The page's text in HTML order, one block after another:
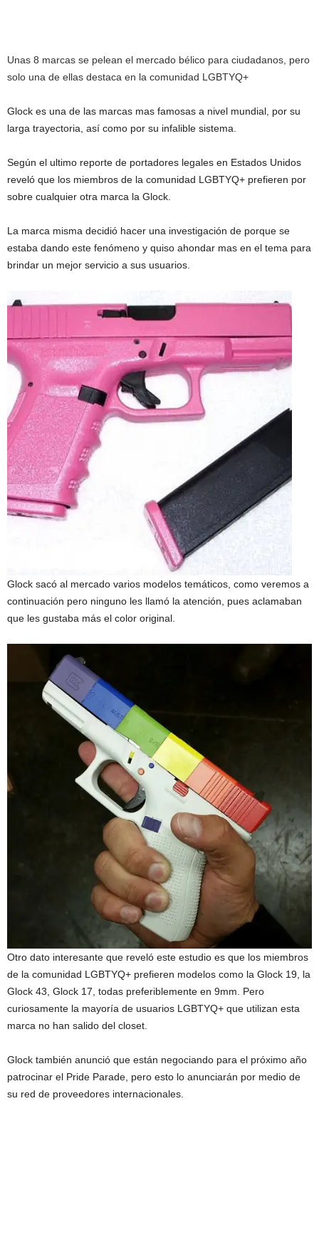
Unas 8 marcas se pelean el mercado bélico para ciudadanos, pero
solo una de ellas destaca en la comunidad LGBTYQ+
Glock es una de las marcas mas famosas a nivel mundial, por su
larga trayectoria, así como por su infalible sistema.
Según el ultimo reporte de portadores legales en Estados Unidos
reveló que los miembros de la comunidad LGBTYQ+ prefieren por
sobre cualquier otra marca la Glock.
La marca misma decidió hacer una investigación de porque se
estaba dando este fenómeno y quiso ahondar mas en el tema para
brindar un mejor servicio a sus usuarios.
Glock sacó al mercado varios modelos temáticos, como veremos a
continuación pero ninguno les llamó la atención, pues aclamaban
que les gustaba más el color original.
Otro dato interesante que reveló este estudio es que los miembros
de la comunidad LGBTYQ+ prefieren modelos como la Glock 19, la
Glock 43, Glock 17, todas preferiblemente en 9mm. Pero
curiosamente la mayoría de usuarios LGBTYQ+ que utilizan esta
marca no han salido del closet.
Glock también anunció que están negociando para el próximo año
patrocinar el Pride Parade, pero esto lo anunciarán por medio de
su red de proveedores internacionales.